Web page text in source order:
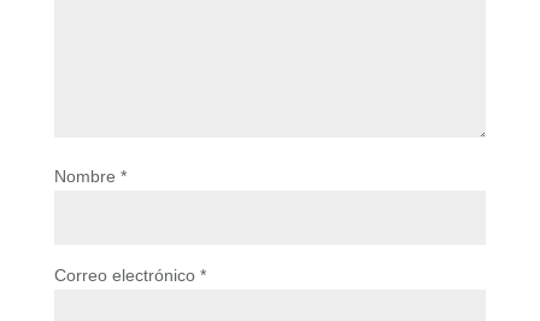
Nombre *
Correo electrónico *